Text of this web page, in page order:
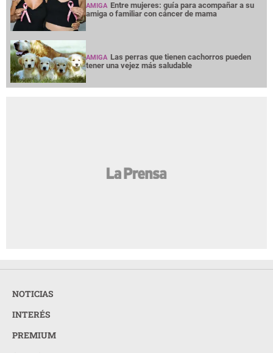
AMIGA Entre mujeres: guía para acompañar a su
amiga o familiar con cáncer de mama
AMIGA Las perras que tienen cachorros pueden
tener una vejez más saludable
NOTICIAS
INTERÉS
PREMIUM